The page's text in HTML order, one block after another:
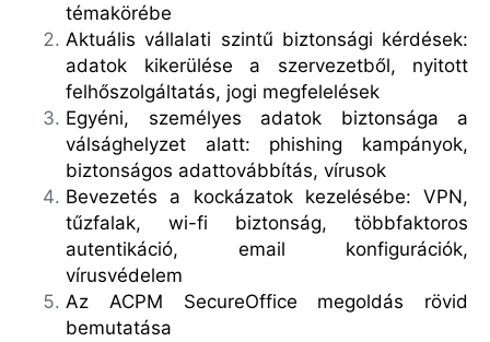
témakörébe
Aktuális vállalati szintű biztonsági kérdések:
adatok kikerülése a szervezetből, nyitott
felhőszolgáltatás, jogi megfelelések
Egyéni, személyes adatok biztonsága a
válsághelyzet alatt: phishing kampányok,
biztonságos adattovábbítás, vírusok
Bevezetés a kockázatok kezelésébe: VPN,
tűzfalak, wi-fi biztonság, többfaktoros
autentikáció, email konfigurációk,
vírusvédelem
Az ACPM SecureOffice megoldás rövid
bemutatása